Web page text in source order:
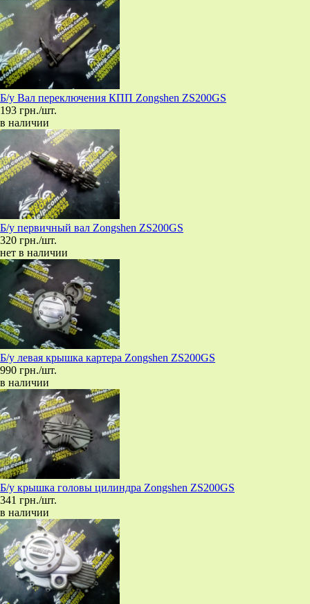
Б/у Вал переключения КПП Zongshen ZS200GS
193 грн./шт.
в наличии
Б/у первичный вал Zongshen ZS200GS
320 грн./шт.
нет в наличии
Б/у левая крышка картера Zongshen ZS200GS
990 грн./шт.
в наличии
Б/у крышка головы цилиндра Zongshen ZS200GS
341 грн./шт.
в наличии